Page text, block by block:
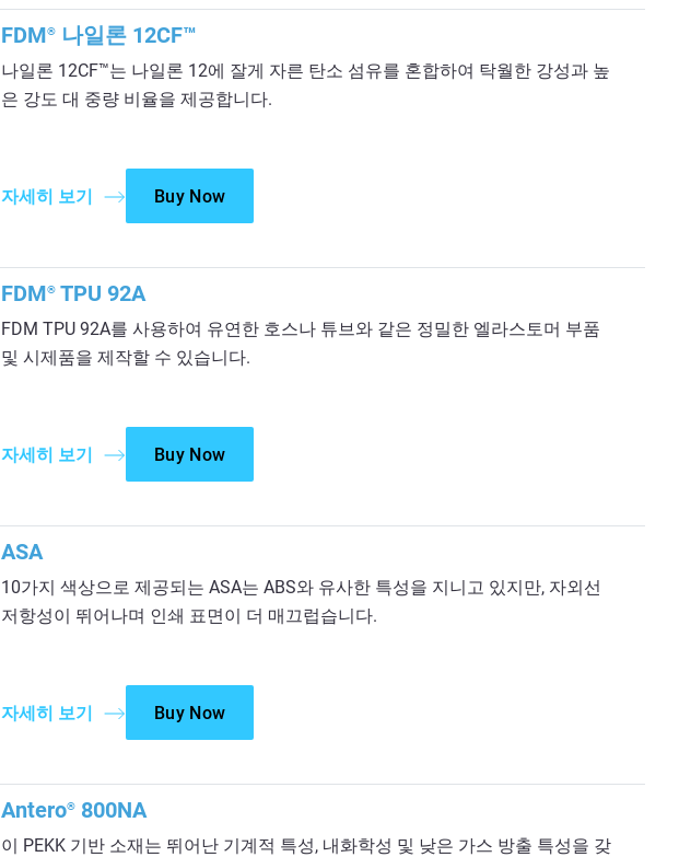
FDM® 나일론 12CF™
나일론 12CF™는 나일론 12에 잘게 자른 탄소 섬유를 혼합하여 탁월한 강성과 높
은 강도 대 중량 비율을 제공합니다.
자세히 보기 Buy Now
FDM® TPU 92A
FDM TPU 92A를 사용하여 유연한 호스나 튜브와 같은 정밀한 엘라스토머 부품
및 시제품을 제작할 수 있습니다.
자세히 보기 Buy Now
ASA
10가지 색상으로 제공되는 ASA는 ABS와 유사한 특성을 지니고 있지만, 자외선
저항성이 뛰어나며 인쇄 표면이 더 매끄럽습니다.
자세히 보기 Buy Now
Antero® 800NA
이 PEKK 기반 소재는 뛰어난 기계적 특성, 내화학성 및 낮은 가스 방출 특성을 갖